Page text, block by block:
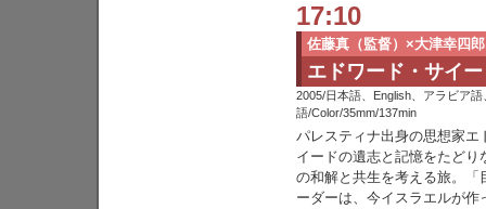
17:10
佐藤真（監督）×大津幸四
エドワード・サイ
2005/日本語、English、アラビア語
語/Color/35mm/137min
パレスティナ出身の思想家エ
イードの遺志と記憶をたどり
の和解と共生を考える旅。「
ーダーは、今イスラエルが作